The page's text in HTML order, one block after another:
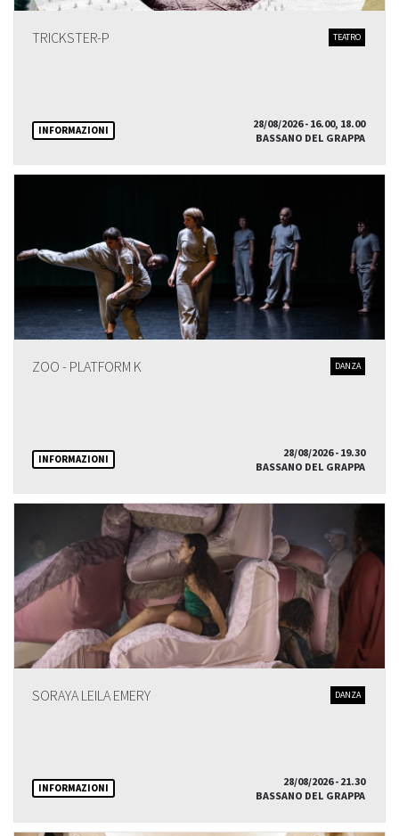
TRICKSTER-P TEATRO
INFORMAZIONI
28/08/2026 - 16.00, 18.00
BASSANO DEL GRAPPA
ZOO - PLATFORM K DANZA
INFORMAZIONI
28/08/2026 - 19.30
BASSANO DEL GRAPPA
SORAYA LEILA EMERY DANZA
INFORMAZIONI
28/08/2026 - 21.30
BASSANO DEL GRAPPA